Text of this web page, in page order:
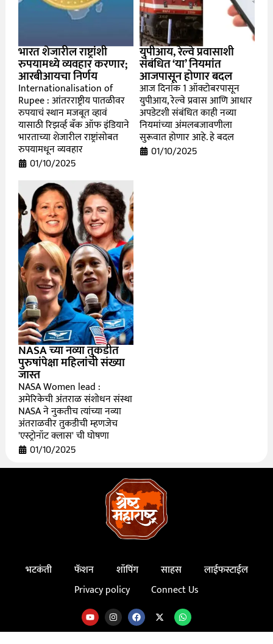
भारत शेजारील राष्ट्रांशी
रुपयामध्ये व्यवहार करणार;
आरबीआयचा निर्णय
Internationalisation of
Rupee : आंतरराष्ट्रीय पातळीवर
रुपयाचं स्थान मजबूत व्हावं
यासाठी रिझर्व्ह बँक ऑफ इंडियाने
भारताच्या शेजारील राष्ट्रांसोबत
रुपयामधून व्यवहार
01/10/2025
युपीआय, रेल्वे प्रवासाशी
संबंधित ‘या’ नियमांत
आजपासून होणार बदल
आज दिनांक 1 ऑक्टोबरपासून
युपीआय, रेल्वे प्रवास आणि आधार
अपडेटशी संबंधित काही नव्या
नियमांच्या अंमलबजावणीला
सुरूवात होणार आहे. हे बदल
01/10/2025
NASA च्या नव्या तुकडीत
पुरुषांपेक्षा महिलांची संख्या
जास्त
NASA Women lead :
अमेरिकेची अंतराळ संशोधन संस्था
NASA ने नुकतीच त्यांच्या नव्या
अंतराळवीर तुकडीची म्हणजेच
'एस्ट्रोनॉट क्लास' ची घोषणा
01/10/2025
भटकंती फॅशन शॉपिंग साहस
लाईफस्टाईल
Privacy policy
Connect Us